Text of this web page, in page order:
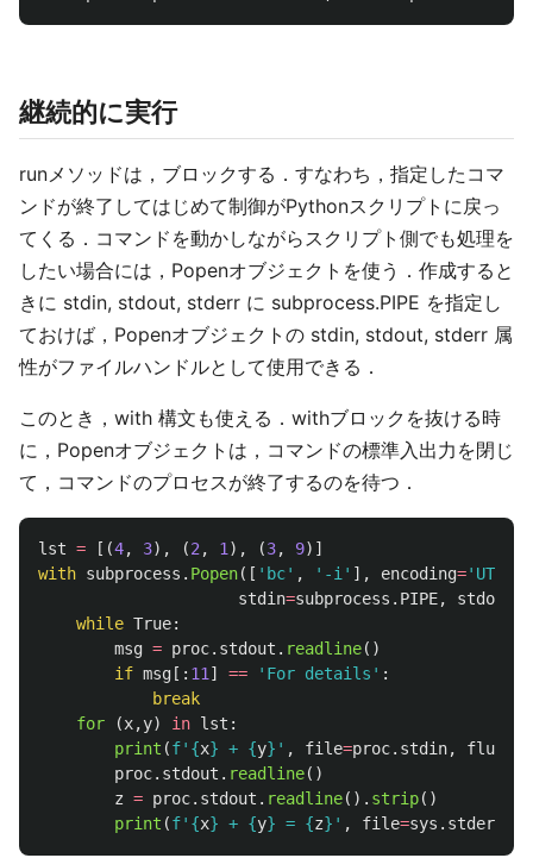
継続的に実行
runメソッドは，ブロックする．すなわち，指定したコマ
ンドが終了してはじめて制御がPythonスクリプトに戻っ
てくる．コマンドを動かしながらスクリプト側でも処理を
したい場合には，Popenオブジェクトを使う．作成すると
きに stdin, stdout, stderr に subprocess.PIPE を指定し
ておけば，Popenオブジェクトの stdin, stdout, stderr 属
性がファイルハンドルとして使用できる．
このとき，with 構文も使える．withブロックを抜ける時
に，Popenオブジェクトは，コマンドの標準入出力を閉じ
て，コマンドのプロセスが終了するのを待つ．
lst = [(4, 3), (2 , 1 ), (3, 9)]
with subprocess . Popen([ ' bc' , ' -i ' ], encoding=' UTF-8
stdin=subprocess . PIPE, stdout
while True:
msg = proc. stdout . readline()
if msg [: 11 ] == ' For details ' :
break
for
(x,y) in lst :
print (f' {x} + {y} ' , file=proc. stdin, flush
proc. stdout . readline()
z = proc. stdout . readline(). strip()
print (f' {x} + {y} = {z} ' , file=sys . stderr